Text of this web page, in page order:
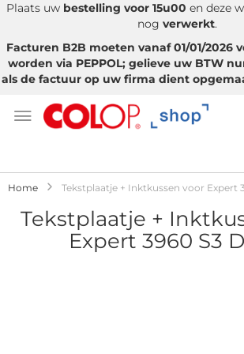
Plaats uw bestelling voor 15u00 en deze
nog verwerkt.
Facturen B2B moeten vanaf 01/01/2026
worden via PEPPOL; gelieve uw BTW
als de factuur op uw firma dient
naar
Home Tekstplaatje + Inktkussen voor Expert
Tekstplaatje +
Expert 3960 S3